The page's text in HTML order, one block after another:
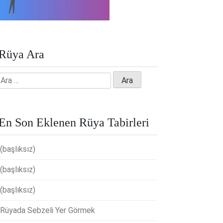
Ara
Son Eklenen Rüya Tabirleri
(başlıksız)
(başlıksız)
(başlıksız)
Rüyada Sebzeli Yer Görmek